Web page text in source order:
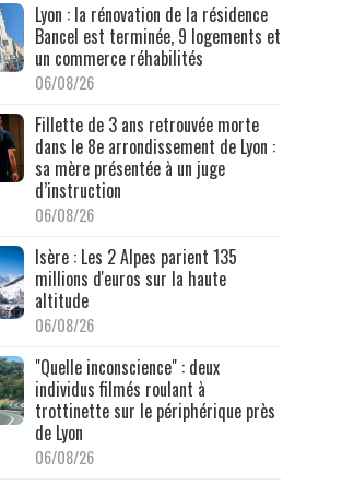
Lyon : la rénovation de la résidence
Bancel est terminée, 9 logements et
un commerce réhabilités
06/08/26
Fillette de 3 ans retrouvée morte
dans le 8e arrondissement de Lyon :
sa mère présentée à un juge
d’instruction
06/08/26
Isère : Les 2 Alpes parient 135
millions d'euros sur la haute
altitude
06/08/26
"Quelle inconscience" : deux
individus filmés roulant à
trottinette sur le périphérique près
de Lyon
06/08/26